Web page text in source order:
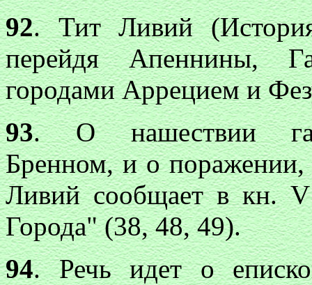
92. Тит Ливий
перейдя Апеннины,
городами Аррецием и
93. О нашествии
Бренном, и о
Ливий сообщает в кн.
Города" (38, 48, 49).
94. Речь идет о